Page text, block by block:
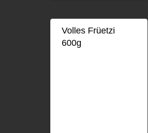
Volles Früetzi
600g